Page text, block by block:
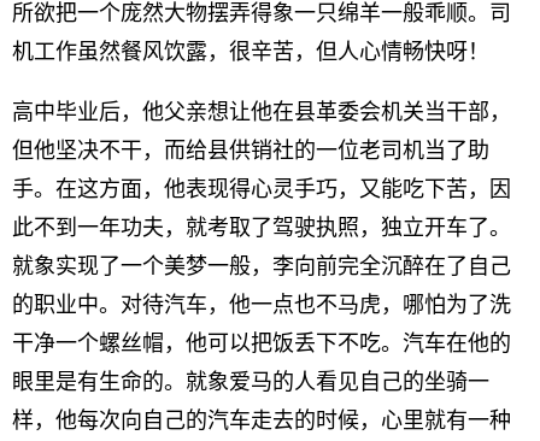
所欲把一个庞然大物摆弄得象一只绵羊一般乖顺。司
机工作虽然餐风饮露，很辛苦，但人心情畅快呀！
高中毕业后，他父亲想让他在县革委会机关当干部，
但他坚决不干，而给县供销社的一位老司机当了助
手。在这方面，他表现得心灵手巧，又能吃下苦，因
此不到一年功夫，就考取了驾驶执照，独立开车了。
就象实现了一个美梦一般，李向前完全沉醉在了自己
的职业中。对待汽车，他一点也不马虎，哪怕为了洗
干净一个螺丝帽，他可以把饭丢下不吃。汽车在他的
眼里是有生命的。就象爱马的人看见自己的坐骑一
样，他每次向自己的汽车走去的时候，心里就有一种